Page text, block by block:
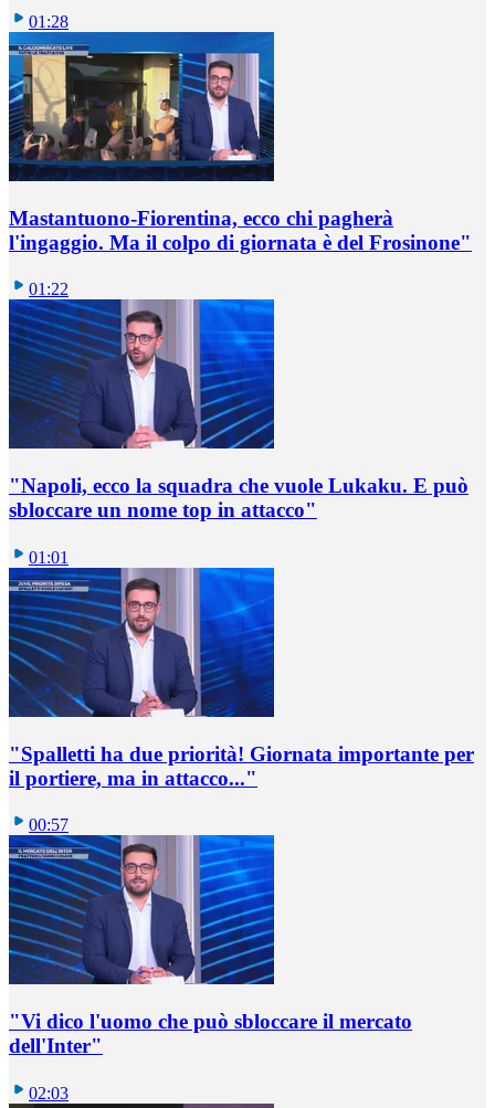
01:28
Mastantuono-Fiorentina, ecco chi pagherà
l'ingaggio. Ma il colpo di giornata è del Frosinone"
01:22
"Napoli, ecco la squadra che vuole Lukaku. E può
sbloccare un nome top in attacco"
01:01
"Spalletti ha due priorità! Giornata importante per
il portiere, ma in attacco..."
00:57
"Vi dico l'uomo che può sbloccare il mercato
dell'Inter"
02:03